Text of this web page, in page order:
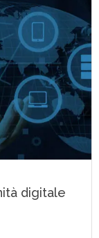
digitale